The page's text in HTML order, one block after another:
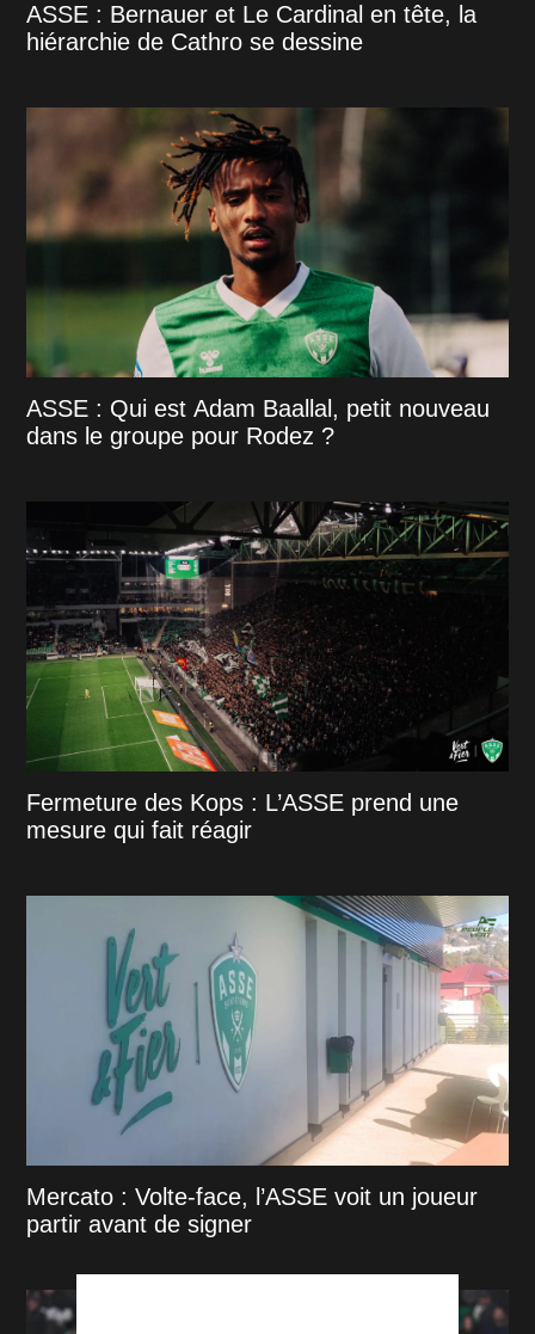
ASSE : Bernauer et Le Cardinal en tête, la
hiérarchie de Cathro se dessine
ASSE : Qui est Adam Baallal, petit nouveau
dans le groupe pour Rodez ?
Fermeture des Kops : L’ASSE prend une
mesure qui fait réagir
Mercato : Volte-face, l’ASSE voit un joueur
partir avant de signer